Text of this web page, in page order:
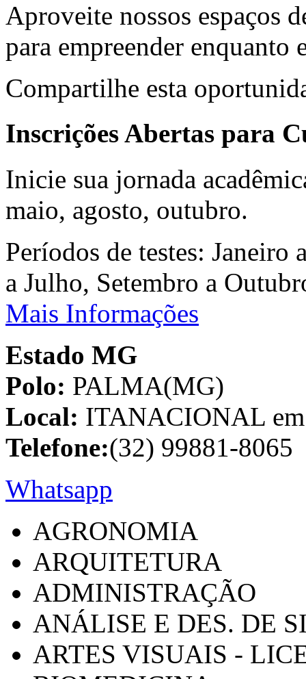
Aproveite nossos espaços
para empreender enquanto
Compartilhe esta
Inscrições Abertas para
Inicie sua jornada
maio, agosto, outubro.
Períodos de testes:
a Julho, Setembro a
Mais Informações
Estado MG
Polo: PALMA(MG)
Local: ITANACIONAL
Telefone:(32) 99881-8065
Whatsapp
AGRONOMIA
ARQUITETURA
ADMINISTRAÇÃO
ANÁLISE E DES. DE
ARTES VISUAIS -